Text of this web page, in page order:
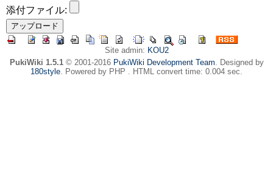
添付ファイル:
Site admin: KOU2
PukiWiki 1.5.1© 2001-2016 PukiWiki Development Team. Designed by
180style. Powered by PHP . HTML convert time: 0.004 sec.